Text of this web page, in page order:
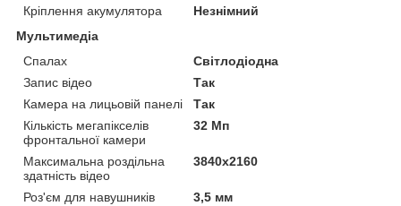
Кріплення акумулятора
Незнімний
Мультимедіа
Спалах
Світлодіодна
Запис відео
Так
Камера на лицьовій панелі
Так
Кількість мегапікселів
фронтальної камери
32 Мп
Максимальна роздільна
здатність відео
3840x2160
Роз'єм для навушників
3,5 мм